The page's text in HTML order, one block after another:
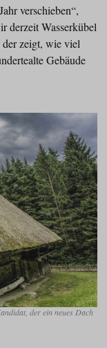
verschieben“,
derzeit Wasserkübel
der zeigt, wie viel
Gebäude
der ein neues Dach